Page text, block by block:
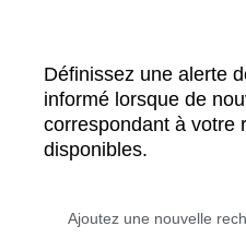
Définissez une alerte
informé lorsque de
correspondant à votre
disponibles.